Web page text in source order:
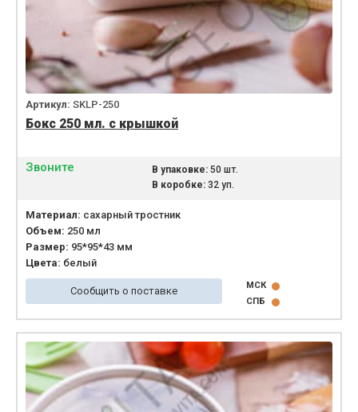
Артикул: SKLP-250
Бокс 250 мл. с крышкой
Звоните В упаковке:50 шт.
В коробке:32 уп.
Материал: сахарный тростник
Объем: 250 мл
Размер: 95*95*43 мм
Цвета: белый
Сообщить о поставке
МСК
СПБ